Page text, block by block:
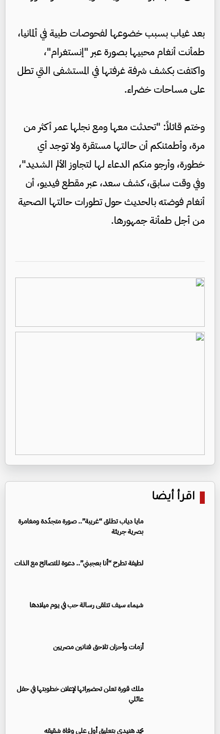
بعد غياب بسبب خضوعها لفحوصات طبية في ألمانيا،
طمأنت أنغام محبيها بصورة عبر "إنستغرام"،
واكتفت بكشف شرفة غرفتها في المستشفى التي تطل
على مساحات خضراء.
وختم قائلاً: "تحدثت معها ومع نجلها عمر أكثر من
مرة، وأطمئنكم أن حالتها مستقرة ولا توجد أي
خطورة، وأرجو منكم الدعاء لها لتجاوز الألم الشديد"،
وفي وقت سابق، كشف سعد، عبر مقطع فيديو، أن
أنغام فوضته بالحديث حول تطورات حالتها الصحية
من أجل طمأنة جمهورها.
اقرأ أيضا
مايا دياب تطلق “غريبة”.. صورة متجدّدة ومغامرة
بصرية جريئة
لطيفة تطرح “أنا بعجبني”.. دعوة للتصالح مع الذات
شيماء سيف تتلقى رسالة حب في يوم ميلادها
أزمات وأحزان تلاحق فنانين مصريين
ملك قورة تعلن تحضيراتها لإعلان خطوبتها في حفل
عائلي
محمد هنيدي بتعليق أول على وفاة شقيقه